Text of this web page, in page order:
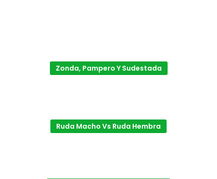
Zonda, Pampero Y Sudestada
Ruda Macho Vs Ruda Hembra